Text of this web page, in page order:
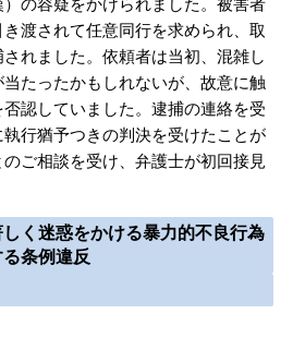
評判
知りたい方
ース
の容疑をかけられました。被害者
渡されて任意同行を求められ、取
れました。依頼者は当初、混雑し
たったかもしれないが、故意に触
認していました。逮捕の連絡を受
行猶予つきの判決を受けたことが
ご相談を受け、弁護士が初回接見
く迷惑をかける暴力的不良行為
条例違反